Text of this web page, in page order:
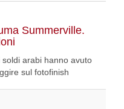
Summerville.
arabi hanno avuto
sul fotofinish